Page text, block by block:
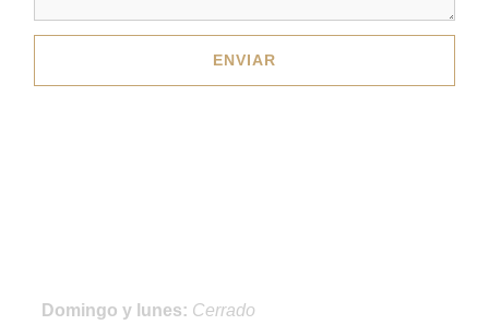
ENVIAR
Domingo y lunes: Cerrado